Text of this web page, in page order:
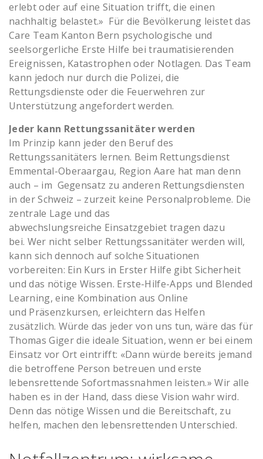
erlebt oder auf eine Situation trifft, die einen
nachhaltig belastet.» Für die Bevölkerung leistet das
Care Team Kanton Bern psychologische und
seelsorgerliche Erste Hilfe bei traumatisierenden
Ereignissen, Katastrophen oder Notlagen. Das Team
kann jedoch nur durch die Polizei, die
Rettungsdienste oder die Feuerwehren zur
Unterstützung angefordert werden.
Jeder kann Rettungssanitäter werden
Im Prinzip kann jeder den Beruf des
Rettungssanitäters lernen. Beim Rettungsdienst
Emmental-Oberaargau, Region Aare hat man denn
auch – im Gegensatz zu anderen Rettungsdiensten
in der Schweiz – zurzeit keine Personalprobleme. Die
zentrale Lage und das
abwechslungsreiche Einsatzgebiet tragen dazu
bei. Wer nicht selber Rettungssanitäter werden will,
kann sich dennoch auf solche Situationen
vorbereiten: Ein Kurs in Erster Hilfe gibt Sicherheit
und das nötige Wissen. Erste-Hilfe-Apps und Blended
Learning, eine Kombination aus Online
und Präsenzkursen, erleichtern das Helfen
zusätzlich. Würde das jeder von uns tun, wäre das für
Thomas Giger die ideale Situation, wenn er bei einem
Einsatz vor Ort eintrifft: «Dann würde bereits jemand
die betroffene Person betreuen und erste
lebensrettende Sofortmassnahmen leisten.» Wir alle
haben es in der Hand, dass diese Vision wahr wird.
Denn das nötige Wissen und die Bereitschaft, zu
helfen, machen den lebensrettenden Unterschied.